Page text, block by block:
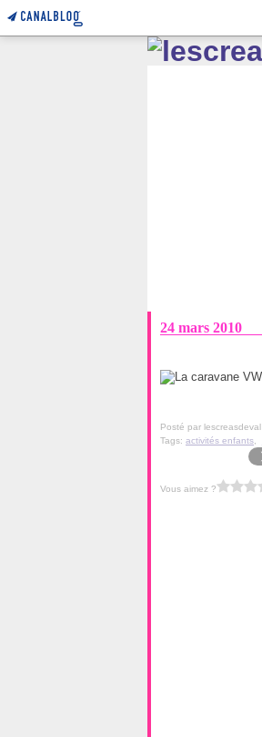
24 mars 2010
Posté par
Tags: activités enfants
Vous aimez ?